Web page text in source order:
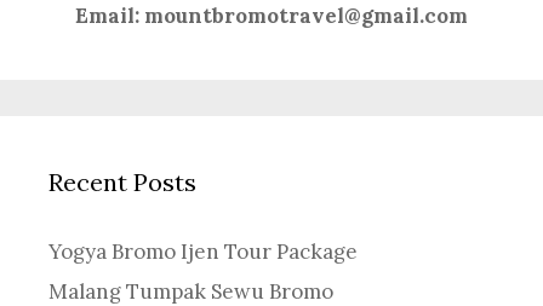
Email: mountbromotravel@gmail.com
Recent Posts
Yogya Bromo Ijen Tour Package
Malang Tumpak Sewu Bromo